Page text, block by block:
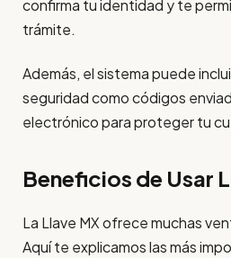
confirma tu identidad y te
trámite.
Además, el sistema puede
seguridad como códigos
electrónico para proteger tu
Beneficios de Usar
La Llave MX ofrece muchas
Aquí te explicamos las más